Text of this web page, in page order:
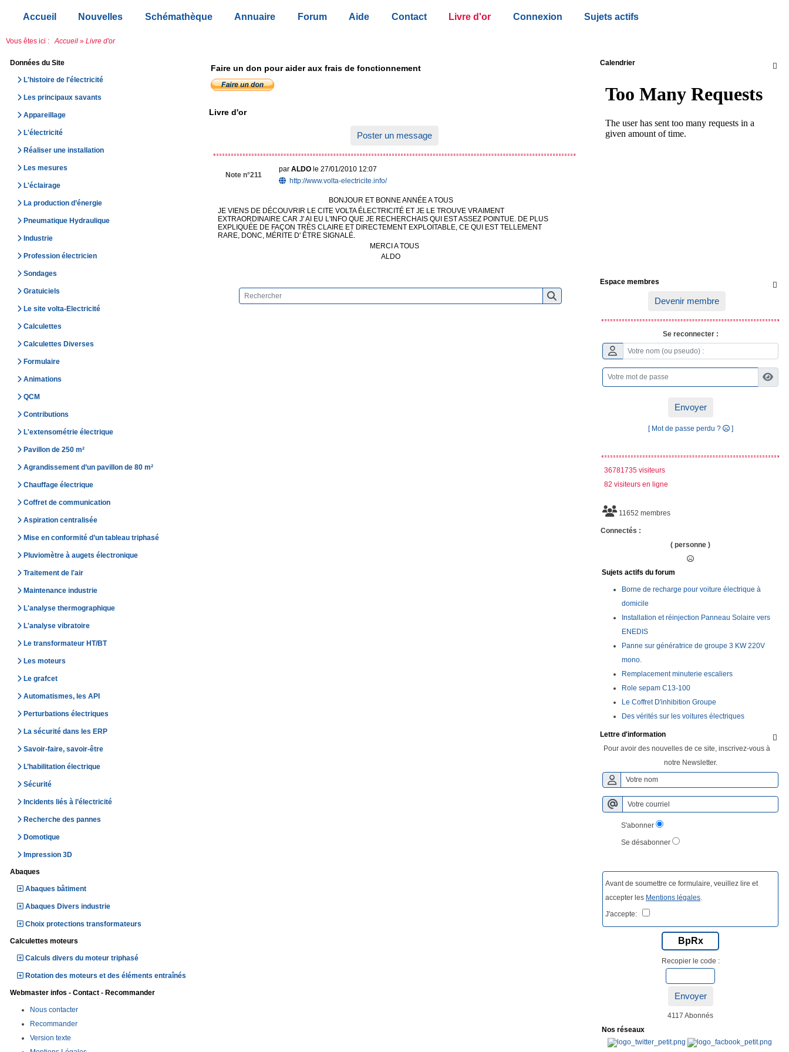
Accueil Nouvelles Schémathèque Annuaire Forum Aide Contact Livre d'or Connexion Sujets actifs
Vous êtes ici : Accueil » Livre d'or
Données du Site
L'histoire de l'électricité
Les principaux savants
Appareillage
L'électricité
Réaliser une installation
Les mesures
L'éclairage
La production d’énergie
Pneumatique Hydraulique
Industrie
Profession électricien
Sondages
Gratuiciels
Le site volta-Electricité
Calculettes
Calculettes Diverses
Formulaire
Animations
QCM
Contributions
L'extensométrie électrique
Pavillon de 250 m²
Agrandissement d’un pavillon de 80 m²
Chauffage électrique
Coffret de communication
Aspiration centralisée
Mise en conformité d’un tableau triphasé
Pluviomètre à augets électronique
Traitement de l'air
Maintenance industrie
L'analyse thermographique
L'analyse vibratoire
Le transformateur HT/BT
Les moteurs
Le grafcet
Automatismes, les API
Perturbations électriques
La sécurité dans les ERP
Savoir-faire, savoir-être
L’habilitation électrique
Sécurité
Incidents liés à l’électricité
Recherche des pannes
Domotique
Impression 3D
Abaques
Abaques bâtiment
Abaques Divers industrie
Choix protections transformateurs
Calculettes moteurs
Calculs divers du moteur triphasé
Rotation des moteurs et des éléments entraînés
Webmaster infos - Contact - Recommander
Nous contacter
Recommander
Version texte
Faire un don pour aider aux frais de fonctionnement
Livre d'or
Poster un message
Note n°211
par ALDOle 27/01/2010 12:07
http://www.volta-electricite.info/
BONJOUR ET BONNE ANNÉE A TOUS
JE VIENS DE DÉCOUVRIR LE CITE VOLTA ÉLECTRICITÉ ET JE LE TROUVE VRAIMENT
EXTRAORDINAIRE CAR J' AI EU L'INFO QUE JE RECHERCHAIS QUI EST ASSEZ POINTUE. DE PLUS
EXPLIQUÉE DE FAÇON TRÈS CLAIRE ET DIRECTEMENT EXPLOITABLE, CE QUI EST TELLEMENT
RARE, DONC, MÉRITE D' ÊTRE SIGNALÉ.
MERCI A TOUS
ALDO

Calendrier

Espace membres
Devenir membre
Se reconnecter :
Envoyer
[ Mot de passe perdu ? ]
36781735 visiteurs
82 visiteurs en ligne
11652 membres
Connectés :
( personne )
Sujets actifs du forum
Borne de recharge pour voiture électrique à
domicile
Installation et réinjection Panneau Solaire vers
ENEDIS
Panne sur génératrice de groupe 3 KW 220V
mono.
Remplacement minuterie escaliers
Role sepam C13-100
Le Coffret D'inhibition Groupe
Des vérités sur les voitures électriques

Lettre d'information
Pour avoir des nouvelles de ce site, inscrivez-vous à
notre Newsletter.
S'abonner
Se désabonner
Avant de soumettre ce formulaire, veuillez lire et
accepter les Mentions légales
J'accepte:
BpRx
Recopier le code :
Envoyer
4117 Abonnés
Nos réseaux